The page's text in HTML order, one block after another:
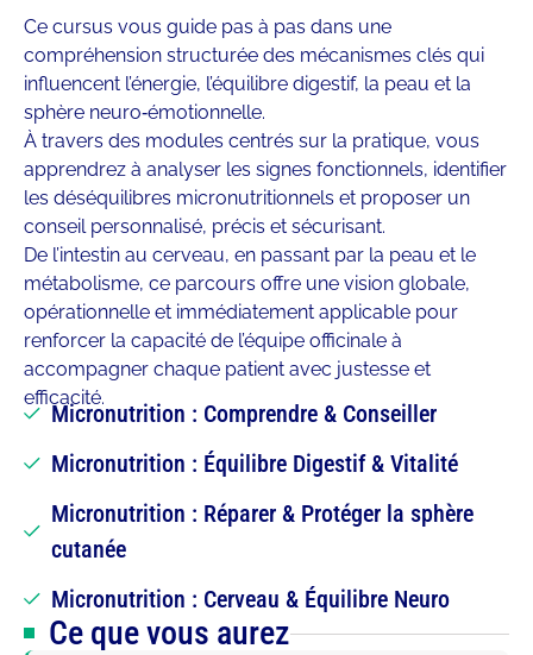
Ce cursus vous guide pas à pas dans une
compréhension structurée des mécanismes clés qui
influencent l’énergie, l’équilibre digestif, la peau et la
sphère neuro‑émotionnelle.
À travers des modules centrés sur la pratique, vous
apprendrez à analyser les signes fonctionnels, identifier
les déséquilibres micronutritionnels et proposer un
conseil personnalisé, précis et sécurisant.
De l’intestin au cerveau, en passant par la peau et le
métabolisme, ce parcours offre une vision globale,
opérationnelle et immédiatement applicable pour
renforcer la capacité de l’équipe officinale à
accompagner chaque patient avec justesse et
efficacité.
Micronutrition : Comprendre & Conseiller
Micronutrition : Équilibre Digestif & Vitalité
Micronutrition : Réparer & Protéger la sphère
cutanée
Micronutrition : Cerveau & Équilibre Neuro
Ce que vous aurez